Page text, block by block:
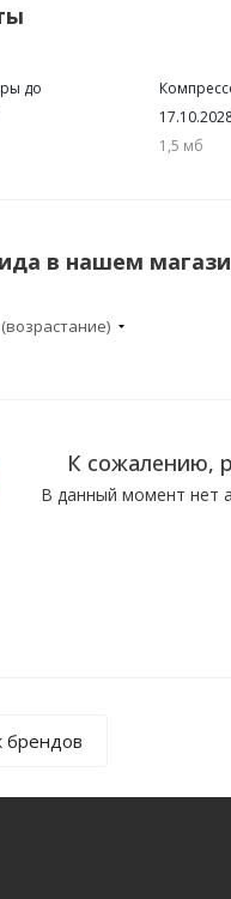
до
1,5 мб
в нашем
К сожалению,
В данный момент нет
брендов